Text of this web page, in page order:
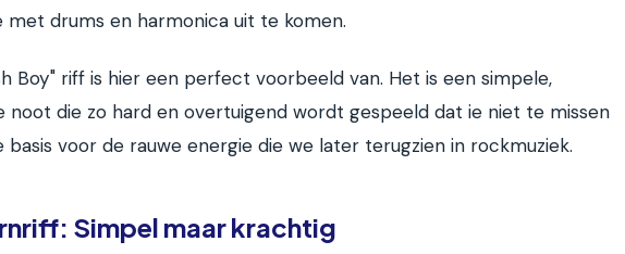
met drums en harmonica uit te komen.
Boy" riff is hier een perfect voorbeeld van. Het is een simpele,
noot die zo hard en overtuigend wordt gespeeld dat ie niet te missen
basis voor de rauwe energie die we later terugzien in rockmuziek.
Simpel maar krachtig